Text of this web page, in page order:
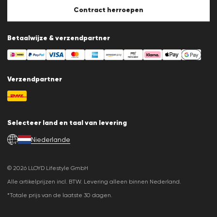
Contract herroepen
Betaalwijze & verzendpartner
Verzendpartner
Selecteer land en taal van levering
nl Niederlande
© 2026 LLOYD Lifestyle GmbH
Alle artikelprijzen incl. BTW. Levering alleen binnen Nederland.
*Totale prijs van de laatste 30 dagen.